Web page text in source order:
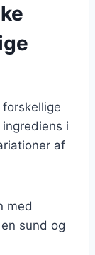
i
af
med
sund og